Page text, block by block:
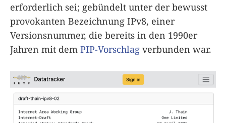
erforderlich sei; gebündelt unter der bewusst
provokanten Bezeichnung IPv8, einer
Versionsnummer, die bereits in den 1990er
Jahren mit dem PIP-Vorschlag verbunden war.